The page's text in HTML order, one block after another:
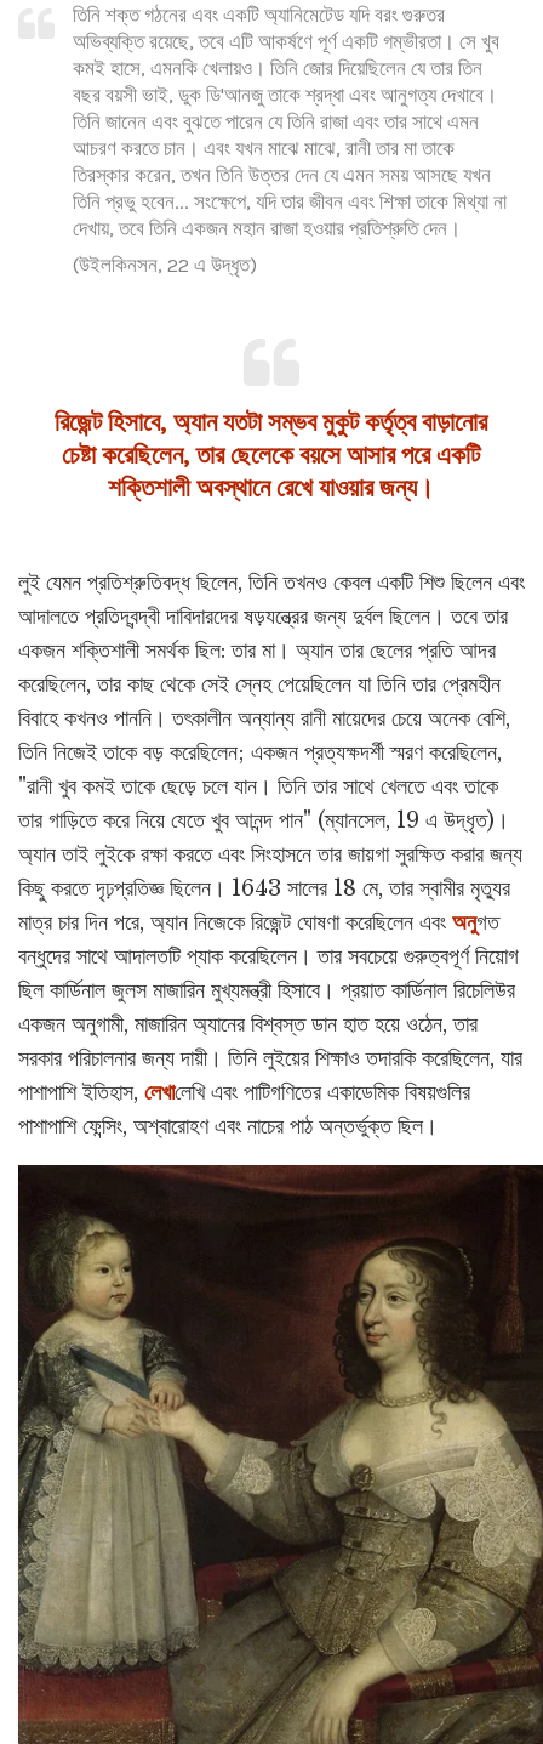
তিনি শক্ত গঠনের এবং একটি অ্যানিমেটেড যদি বরং গুরুতর
অভিব্যক্তি রয়েছে, তবে এটি আকর্ষণে পূর্ণ একটি গম্ভীরতা। সে খুব
কমই হাসে, এমনকি খেলায়ও। তিনি জোর দিয়েছিলেন যে তার তিন
বছর বয়সী ভাই, ডুক ডি'আনজু তাকে শ্রদ্ধা এবং আনুগত্য দেখাবে।
তিনি জানেন এবং বুঝতে পারেন যে তিনি রাজা এবং তার সাথে এমন
আচরণ করতে চান। এবং যখন মাঝে মাঝে, রানী তার মা তাকে
তিরস্কার করেন, তখন তিনি উত্তর দেন যে এমন সময় আসছে যখন
তিনি প্রভু হবেন... সংক্ষেপে, যদি তার জীবন এবং শিক্ষা তাকে মিথ্যা না
দেখায়, তবে তিনি একজন মহান রাজা হওয়ার প্রতিশ্রুতি দেন।
(উইলকিনসন, 22 এ উদ্ধৃত)
রিজেন্ট হিসাবে, অ্যান যতটা সম্ভব মুকুট কর্তৃত্ব বাড়ানোর
চেষ্টা করেছিলেন, তার ছেলেকে বয়সে আসার পরে একটি
শক্তিশালী অবস্থানে রেখে যাওয়ার জন্য।
লুই যেমন প্রতিশ্রুতিবদ্ধ ছিলেন, তিনি তখনও কেবল একটি শিশু ছিলেন এবং
আদালতে প্রতিদ্বন্দ্বী দাবিদারদের ষড়যন্ত্রের জন্য দুর্বল ছিলেন। তবে তার
একজন শক্তিশালী সমর্থক ছিল: তার মা। অ্যান তার ছেলের প্রতি আদর
করেছিলেন, তার কাছ থেকে সেই স্নেহ পেয়েছিলেন যা তিনি তার প্রেমহীন
বিবাহে কখনও পাননি। তৎকালীন অন্যান্য রানী মায়েদের চেয়ে অনেক বেশি,
তিনি নিজেই তাকে বড় করেছিলেন; একজন প্রত্যক্ষদর্শী স্মরণ করেছিলেন,
"রানী খুব কমই তাকে ছেড়ে চলে যান। তিনি তার সাথে খেলতে এবং তাকে
তার গাড়িতে করে নিয়ে যেতে খুব আনন্দ পান" (ম্যানসেল, 19 এ উদ্ধৃত)।
অ্যান তাই লুইকে রক্ষা করতে এবং সিংহাসনে তার জায়গা সুরক্ষিত করার জন্য
কিছু করতে দৃঢ়প্রতিজ্ঞ ছিলেন। 1643 সালের 18 মে, তার স্বামীর মৃত্যুর
মাত্র চার দিন পরে, অ্যান নিজেকে রিজেন্ট ঘোষণা করেছিলেন এবং অনুগত
বন্ধুদের সাথে আদালতটি প্যাক করেছিলেন। তার সবচেয়ে গুরুত্বপূর্ণ নিয়োগ
ছিল কার্ডিনাল জুলস মাজারিন মুখ্যমন্ত্রী হিসাবে। প্রয়াত কার্ডিনাল রিচেলিউর
একজন অনুগামী, মাজারিন অ্যানের বিশ্বস্ত ডান হাত হয়ে ওঠেন, তার
সরকার পরিচালনার জন্য দায়ী। তিনি লুইয়ের শিক্ষাও তদারকি করেছিলেন, যার
পাশাপাশি ইতিহাস, লেখালেখি এবং পাটিগণিতের একাডেমিক বিষয়গুলির
পাশাপাশি ফেন্সিং, অশ্বারোহণ এবং নাচের পাঠ অন্তর্ভুক্ত ছিল।